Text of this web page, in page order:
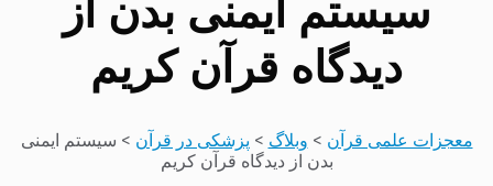
سیستم ایمنی بدن از
دیدگاه قرآن کریم
معجزات علمی قرآن > وبلاگ >پزشکی در قرآن > سیستم ایمنی
بدن از دیدگاه قرآن کریم